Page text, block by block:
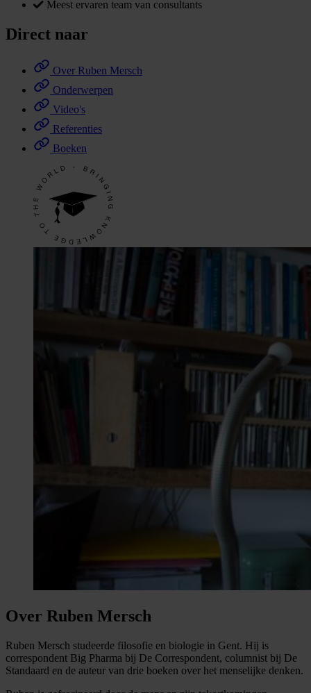
Meest ervaren team van consultants
Direct naar
Over Ruben Mersch
Onderwerpen
Video's
Referenties
Boeken
Over Ruben Mersch
Ruben Mersch studeerde filosofie en biologie in Gent. Hij is
correspondent Big Pharma bij De Correspondent, columnist bij De
Standaard en de auteur van drie boeken over het menselijke denken.